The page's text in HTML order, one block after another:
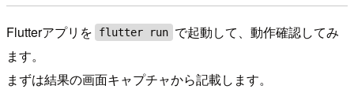
Flutterアプリを flutter run で起動して、動作確認してみ
ます。
まずは結果の画面キャプチャから記載します。